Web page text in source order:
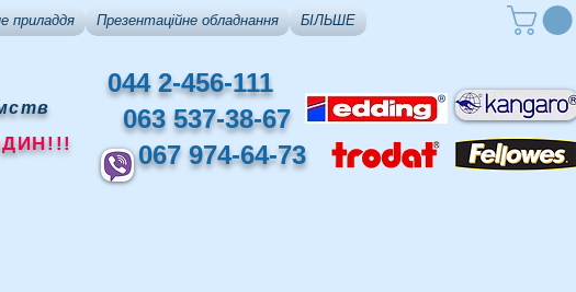
приладдя Презентаційне обладнання БІЛЬШЕ
044 2-456-111
063 537-38-67
067 974-64-73